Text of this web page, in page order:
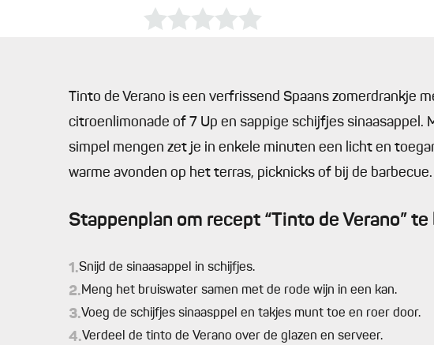
Tinto de Verano is een verfrissend Spaans zomerdrankje
citroenlimonade of 7 Up en sappige schijfjes sinaasappel.
simpel mengen zet je in enkele minuten een licht en
warme avonden op het terras, picknicks of bij de barbecue.
Stappenplan om recept “Tinto de Verano” te
1.Snijd de sinaasappel in schijfjes.
2.Meng het bruiswater samen met de rode wijn in een kan.
3.Voeg de schijfjes sinaasppel en takjes munt toe en roer door.
4.Verdeel de tinto de Verano over de glazen en serveer.